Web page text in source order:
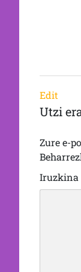
Edit
Utzi
Zure e-
Iruzkina